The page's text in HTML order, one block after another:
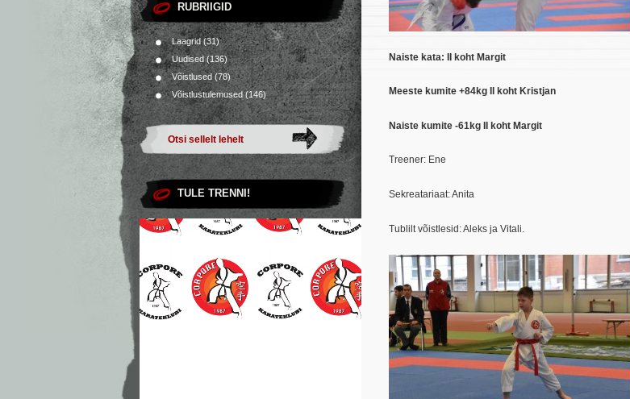
RUBRIIGID
Laagrid(31)
Uudised(136)
Võistlused (78)
Võistlustulemused(146)
TULE TRENNI!
Videoesitaja
Naiste kata: II koht Margit
Meeste kumite +84kg II koht Kristjan
Naiste kumite -61kg II koht Margit
Treener: Ene
Sekreatariaat: Anita
Tublilt võistlesid: Aleks ja Vitali.